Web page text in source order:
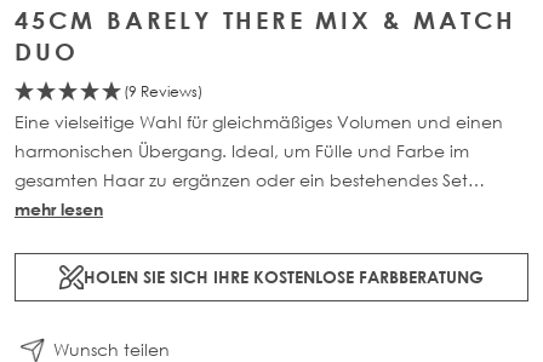
45CM BARELY THERE MIX & MATCH
DUO
(9 Reviews)
Eine vielseitige Wahl für gleichmäßiges Volumen und einen
harmonischen Übergang. Ideal, um Fülle und Farbe im
gesamten Haar zu ergänzen oder ein bestehendes Set
aufzuwerten. Enthält 2 x 3-Clip Tressen. Jedes Teil ist aus 100%
(46g) und 50cm (52g).
mehr lesen
HOLEN SIE SICH IHRE KOSTENLOSE FARBBERATUNG
Wunsch teilen